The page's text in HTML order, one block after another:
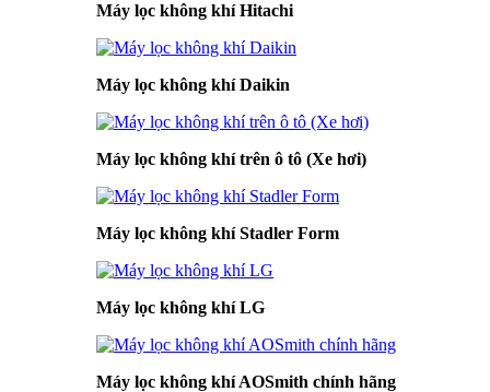
Máy lọc không khí Hitachi
Máy lọc không khí Daikin
Máy lọc không khí trên ô tô (Xe hơi)
Máy lọc không khí Stadler Form
Máy lọc không khí LG
Máy lọc không khí AOSmith chính hãng